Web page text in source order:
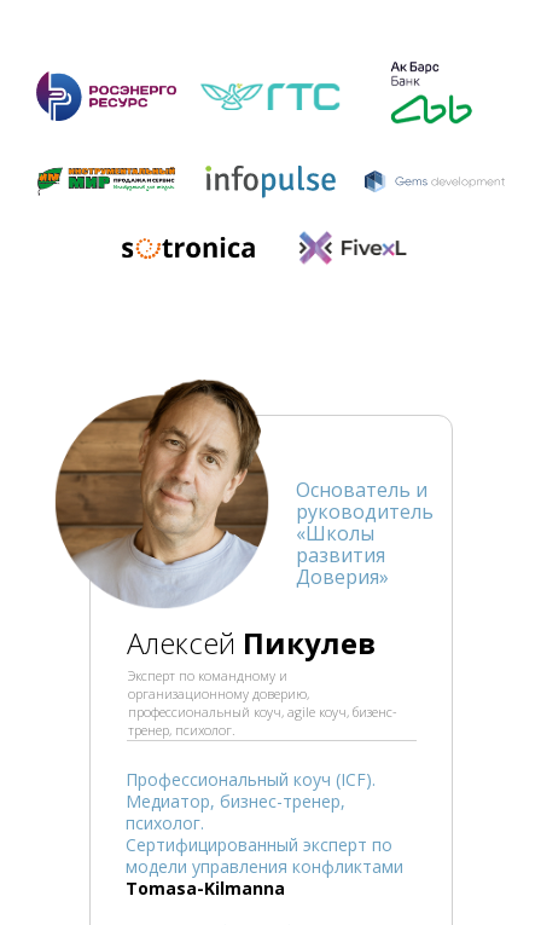
Алексей Пикулев
Эксперт по командному и
организационному доверию,
профессиональный коуч, agile коуч, бизенс-
тренер, психолог.
Основатель и
руководитель
«Школы
развития
Доверия»
Профессиональный коуч (ICF).
Медиатор, бизнес-тренер,
психолог.
Cертифицированный эксперт по
модели управления конфликтами
Tomasa-Kilmanna